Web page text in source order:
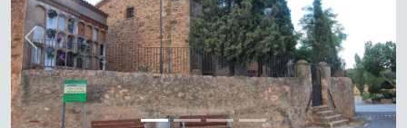
Previous Next